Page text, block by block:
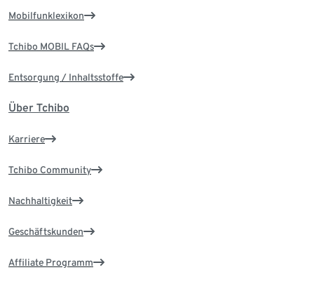
Mobilfunklexikon
Tchibo MOBIL FAQs
Entsorgung / Inhaltsstoffe
Über Tchibo
Karriere
Tchibo Community
Nachhaltigkeit
Geschäftskunden
Affiliate Programm